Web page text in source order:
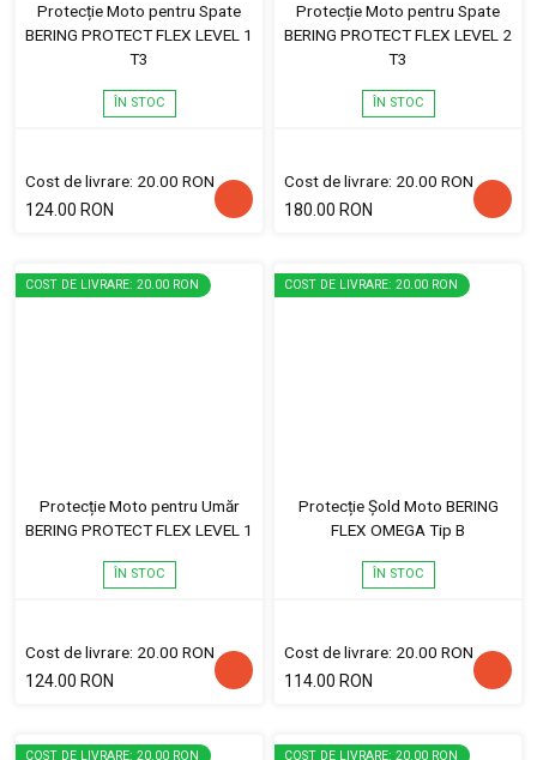
Protecție Moto pentru Spate
BERING PROTECT FLEX LEVEL 1
T3
ÎN STOC
Cost de livrare: 20.00 RON
124.00 RON
Protecție Moto pentru Spate
BERING PROTECT FLEX LEVEL 2
T3
ÎN STOC
Cost de livrare: 20.00 RON
180.00 RON
COST DE LIVRARE: 20.00 RON
Protecție Moto pentru Umăr
BERING PROTECT FLEX LEVEL 1
ÎN STOC
Cost de livrare: 20.00 RON
124.00 RON
COST DE LIVRARE: 20.00 RON
Protecție Șold Moto BERING
FLEX OMEGA Tip B
ÎN STOC
Cost de livrare: 20.00 RON
114.00 RON
COST DE LIVRARE: 20.00 RON COST DE LIVRARE: 20.00 RON